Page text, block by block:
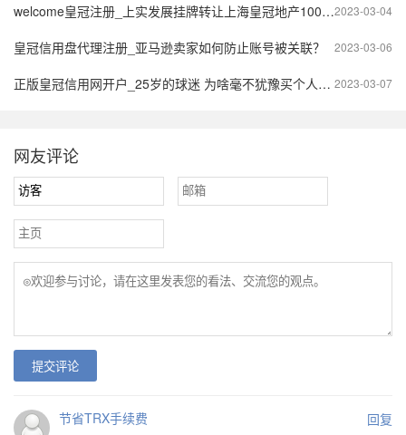
2023-03-04
welcome皇冠注册_上实发展挂牌转让上海皇冠地产100%股权 底价4800万元
2023-03-06
皇冠信用盘代理注册_亚马逊卖家如何防止账号被关联？
2023-03-07
正版皇冠信用网开户_25岁的球迷 为啥毫不犹豫买个人养老金
网友评论
提交评论
节省TRX手续费 回复